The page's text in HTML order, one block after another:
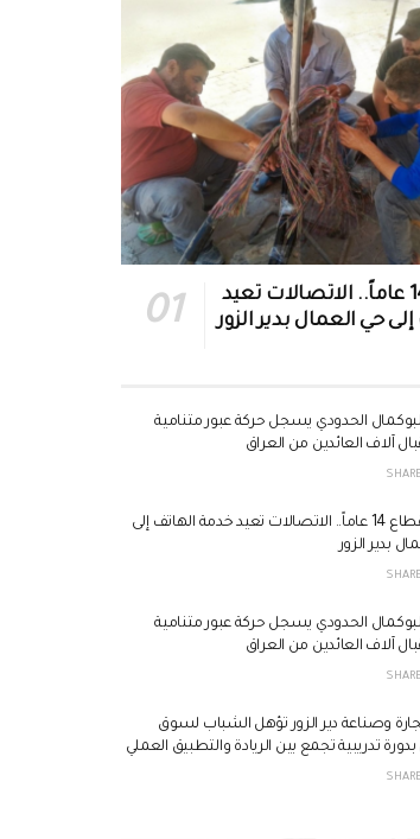
بعد انقطاع 14 عاماً.. الاتصالات تعيد
حي العمال بدير الزور
الحدودي يسجل حركة عبور متنامية
آلاف العائدين من العراق
بعد انقطاع 14 عاماً.. الاتصالات تعيد خدمة الهاتف إلى
بدير الزور
الحدودي يسجل حركة عبور متنامية
آلاف العائدين من العراق
وصناعة دير الزور تؤهل الشباب لسوق
تدريبية تجمع بين الريادة والتطبيق العملي